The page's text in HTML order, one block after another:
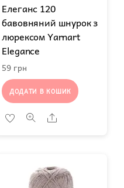
Елеганс 120
бавовняний шнурок з
люрексом Yarnart
Elegance
59 грн
ДОДАТИ В КОШИК
Share